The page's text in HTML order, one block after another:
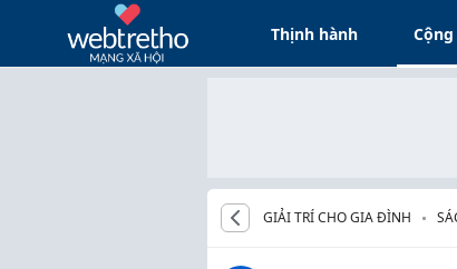
Thịnh hành
GIẢI TRÍ CHO GIA ĐÌNH